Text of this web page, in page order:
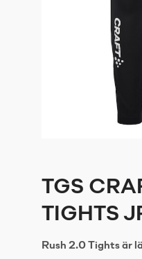
TGS
TIGHTS
Rush 2.0 Tights är